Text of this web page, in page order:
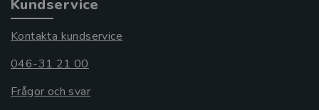
Kundservice
Kontakta kundservice
046-31 21 00
Frågor och svar